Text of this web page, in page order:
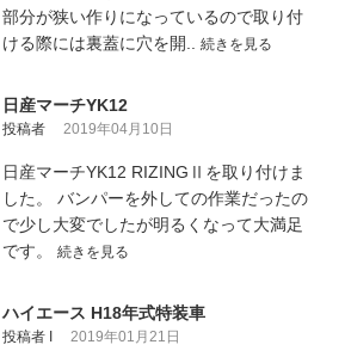
部分が狭い作りになっているので取り付
ける際には裏蓋に穴を開.. 続きを見る
日産マーチYK12
投稿者 2019年04月10日
日産マーチYK12 RIZINGⅡを取り付けま
した。 バンパーを外しての作業だったの
で少し大変でしたが明るくなって大満足
です。 続きを見る
ハイエース H18年式特装車
投稿者 I 2019年01月21日